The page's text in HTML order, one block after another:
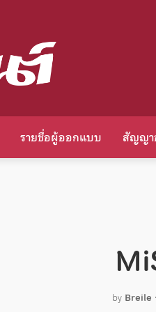
รายชื่อผู้ออกแบบ สัญญ
by Breile